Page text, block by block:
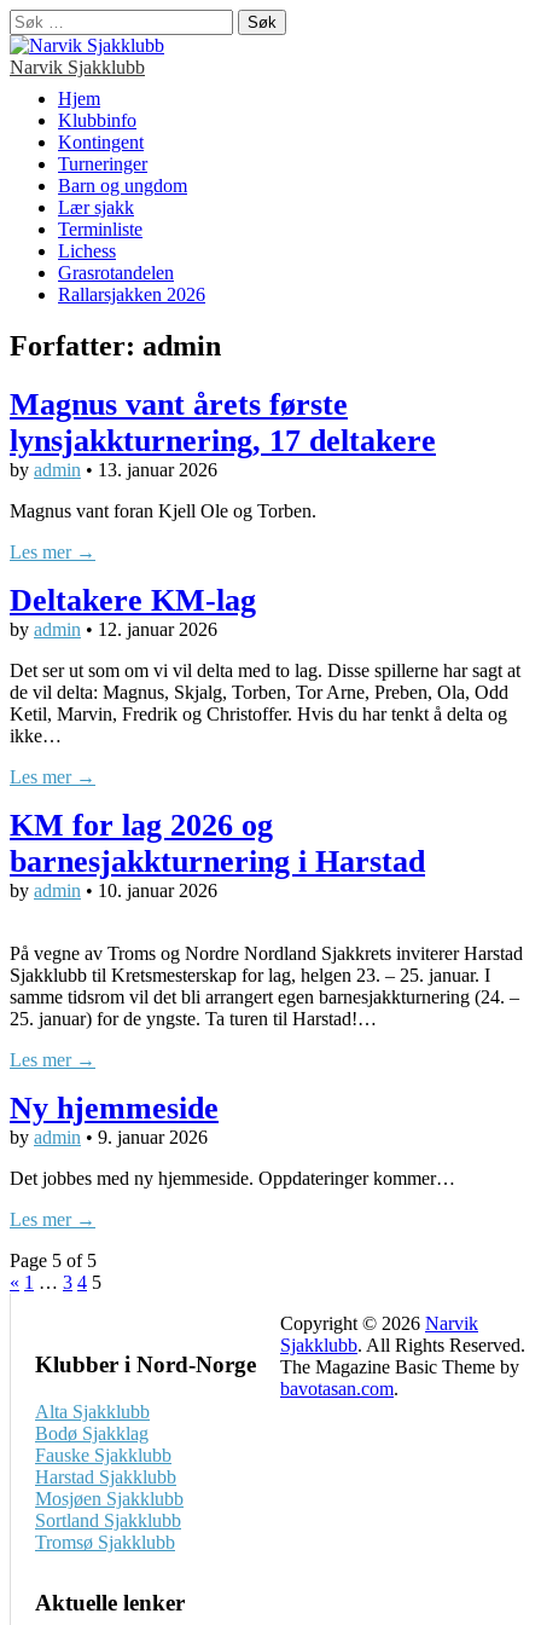
Søk
etter:
Narvik Sjakklubb
Main
menu
Skip
content
Hjem
Klubbinfo
Kontingent
Turneringer
Barn og ungdom
Lær sjakk
Terminliste
Lichess
Grasrotandelen
Rallarsjakken 2026
Forfatter: admin
Magnus vant årets første
lynsjakkturnering, 17 deltakere
by admin • 13. januar 2026
Magnus vant foran Kjell Ole og Torben.
Les mer →
Deltakere KM-lag
by admin • 12. januar 2026
Det ser ut som om vi vil delta med to lag. Disse spillerne har sagt at
de vil delta: Magnus, Skjalg, Torben, Tor Arne, Preben, Ola, Odd
Ketil, Marvin, Fredrik og Christoffer. Hvis du har tenkt å delta og
ikke…
Les mer →
KM for lag 2026 og
barnesjakkturnering i Harstad
by admin • 10. januar 2026
På vegne av Troms og Nordre Nordland Sjakkrets inviterer Harstad
Sjakklubb til Kretsmesterskap for lag, helgen 23. – 25. januar. I
samme tidsrom vil det bli arrangert egen barnesjakkturnering (24. –
25. januar) for de yngste. Ta turen til Harstad!…
Les mer →
Ny hjemmeside
by admin • 9. januar 2026
Det jobbes med ny hjemmeside. Oppdateringer kommer…
Les mer →
Page 5 of 5
« 1 … 3 4 5
Klubber i Nord-Norge
Alta Sjakklubb
Bodø Sjakklag
Fauske Sjakklubb
Harstad Sjakklubb
Mosjøen Sjakklubb
Sortland Sjakklubb
Tromsø Sjakklubb
Aktuelle lenker
Copyright © 2026 Narvik
Sjakklubb. All Rights Reserved.
The Magazine Basic Theme by
bavotasan.com.